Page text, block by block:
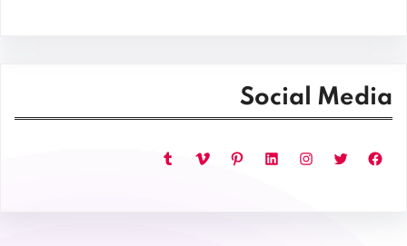
Social Media
فيسبوك تويتر إنستجرام لينكد إن بينتريست فيميو تمبلر